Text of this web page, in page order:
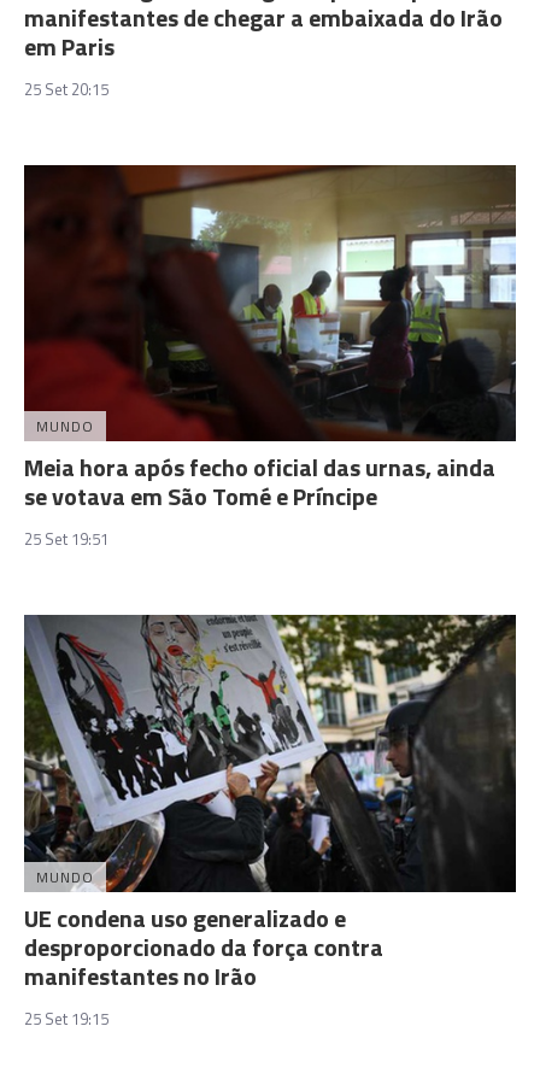
manifestantes de chegar a embaixada do Irão
em Paris
25 Set 20:15
MUNDO
Meia hora após fecho oficial das urnas, ainda
se votava em São Tomé e Príncipe
25 Set 19:51
MUNDO
UE condena uso generalizado e
desproporcionado da força contra
manifestantes no Irão
25 Set 19:15